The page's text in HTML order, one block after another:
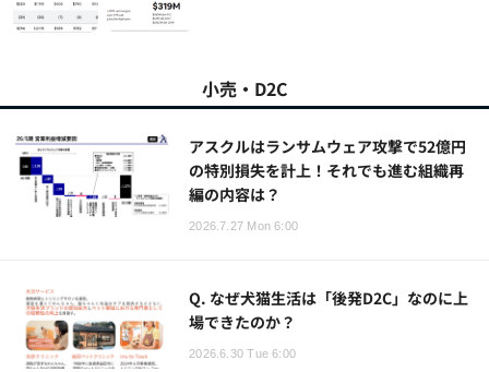
小売・D2C
アスクルはランサムウェア攻撃で52億円
の特別損失を計上！それでも進む組織再
編の内容は？
2026.7.27 Mon 6:00
Q. なぜ犬猫生活は「後発D2C」なのに上
場できたのか？
2026.6.30 Tue 6:00